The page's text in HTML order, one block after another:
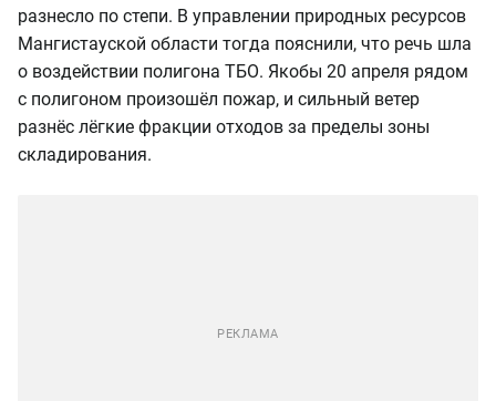
разнесло по степи. В управлении природных ресурсов
Мангистауской области тогда пояснили, что речь шла
о воздействии полигона ТБО. Якобы 20 апреля рядом
с полигоном произошёл пожар, и сильный ветер
разнёс лёгкие фракции отходов за пределы зоны
складирования.